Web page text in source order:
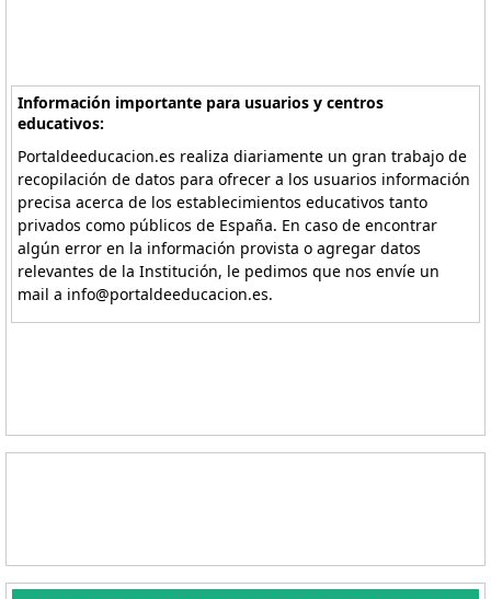
Información importante para usuarios y centros
educativos:
Portaldeeducacion.es realiza diariamente un gran trabajo de
recopilación de datos para ofrecer a los usuarios información
precisa acerca de los establecimientos educativos tanto
privados como públicos de España. En caso de encontrar
algún error en la información provista o agregar datos
relevantes de la Institución, le pedimos que nos envíe un
mail a info@portaldeeducacion.es.